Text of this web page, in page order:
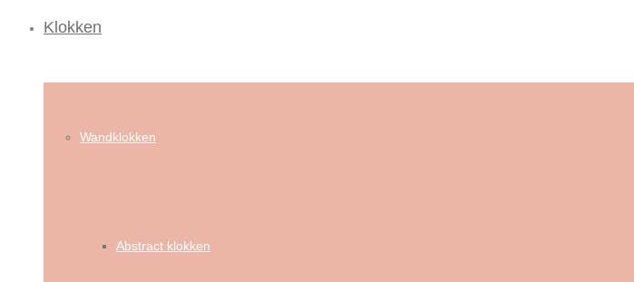
Klokken
Wandklokken
Abstract klokken